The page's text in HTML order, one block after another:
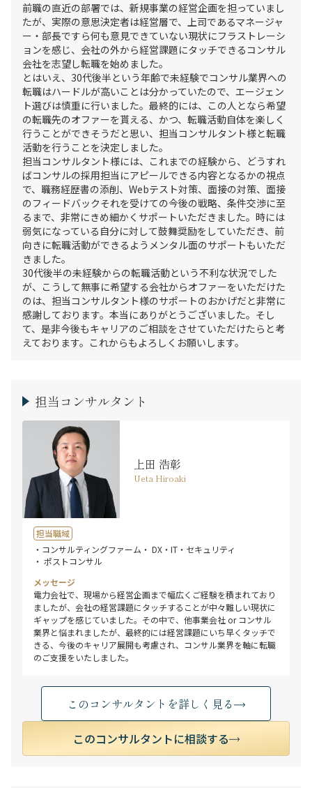
前職の直近の部署では、新規事業の経営企画を担っていまし
たが、実際の意思決定者は経営層で、上司であるマネージャ
ー・部長ですら何も意見できていない現状にフラストレーシ
ョンを感じ、会社の外から経営課題にタッチできるコンサル
会社を志望し転職を始めました。
とはいえ、30代後半という年齢で未経験でコンサル業界への
転職はハードルが高いことは分かっていたので、エージェン
ト選びは慎重に行いました。最終的には、この人となら希望
の転職先のオファーを貰える、かつ、転職活動自体を楽しく
行うことができそうだと思い、担当コンサルタント様と転職
活動を行うことを決定しました。
担当コンサルタント様には、これまでの経験から、どうすれ
ばコンサルの採用担当にアピールできる内容となるかの視点
で、職務経歴書の添削、Webテスト対策、面接の対策、面接
のフィードバックそれを受けての今後の戦略、条件交渉に至
るまで、非常にきめ細かくサポートいただきました。時には
弱気になっている自分に対して鼓舞奨励をしていただき、前
向きに転職活動ができるようメンタル面のサポートもいただ
きました。
30代後半の未経験からの転職活動という不利な状況でした
が、こうして無事に希望する会社からオファーをいただけた
のは、担当コンサルタント様のサポートのおかげだと非常に
感謝しております。本当にありがとうございました。そし
て、是非今後もキャリアのご相談をさせていただけたらと考
えております。これからもよろしくお願いします。
担当コンサルタント
上田 浩彰
Ueta Hiroaki
担当職域
・コンサルティングファーム ・ DX・IT・セキュリティ
・ ポストコンサル
メッセージ
電力会社で、現場から経営企画まで幅広くご経験を積まれており
ましたが、会社の経営課題にタッチすることが中々難しい現状に
ギャップを感じていました。その中で、他事業会社 or コンサル
業界と悩まれましたが、最終的には経営課題にいち早くタッチで
きる、今後のキャリア展開も考慮され、コンサル業界を軸に転職
のご支援をいたしました。
このコンサルタントを詳しく見る
このコンサルタントに相談する